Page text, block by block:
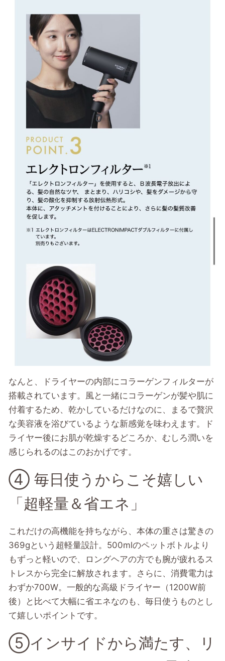
なんと、ドライヤーの内部にコラーゲンフィルターが
搭載されています。風と一緒にコラーゲンが髪や肌に
付着するため、乾かしているだけなのに、まるで贅沢
な美容液を浴びているような新感覚を味わえます。ド
ライヤー後にお肌が乾燥するどころか、むしろ潤いを
感じられるのはこのおかげです。
④ 毎日使うからこそ嬉しい
「超軽量＆省エネ」
これだけの高機能を持ちながら、本体の重さは驚きの
369gという超軽量設計。500mlのペットボトルより
もずっと軽いので、ロングヘアの方でも腕が疲れるス
トレスから完全に解放されます。さらに、消費電力は
わずか700W。一般的な高級ドライヤー（1200W前
後）と比べて大幅に省エネなのも、毎日使うものとし
て嬉しいポイントです。
⑤インサイドから満たす、リ